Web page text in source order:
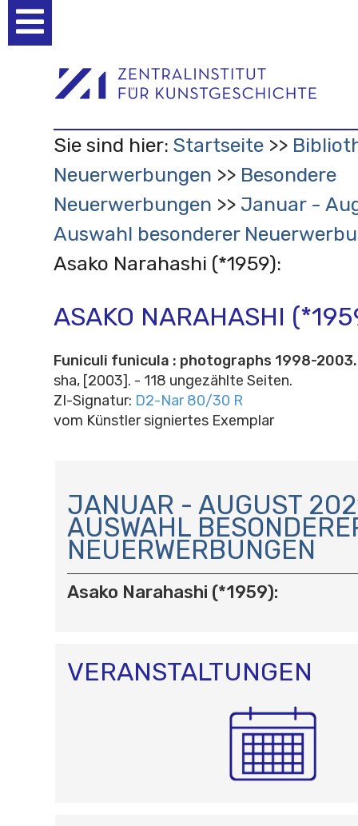
Werkzeuge
Sie sind hier: Startseite
Neuerwerbungen
Besondere
Neuerwerbungen
Januar -
Auswahl besonderer
Asako Narahashi (*1959):
ASAKO NARAHASHI
Funiculi funicula : photographs 1998-2003.
sha, [2003]. - 118 ungezählte Seiten.
ZI-Signatur: D2-Nar 80/30 R
vom Künstler signiertes Exemplar
A
V
I
G
A
T
I
JANUAR - AUGUST
AUSWAHL
NEUERWERBUNGEN
Asako Narahashi (*1959):
VERANSTALTUNGEN